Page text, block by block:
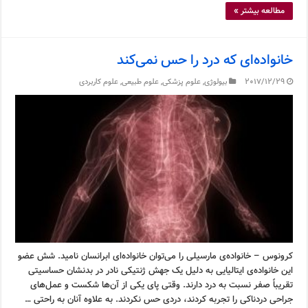
مطالعه بیشتر »
خانواده‌ای که درد را حس نمی‌کند
2017/12/29 بیولوژی,علوم پزشکی,علوم طبیعی,علوم کاربردی
کرونوس – خانواده‌ی مارسیلی را می‌توان خانواده‌ای ابرانسان نامید. شش عضو
این خانواده‌ی ایتالیایی به دلیل یک جهش ژنتیکی نادر در بدنشان حساسیتی
تقریباً صفر نسبت به درد دارند. وقتی پای یکی از آن‌ها شکست و عمل‌های
جراحی دردناکی را تجربه کردند، دردی حس نکردند. به علاوه آنان به راحتی …